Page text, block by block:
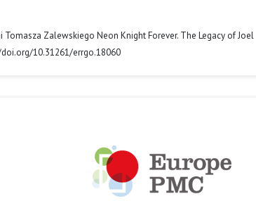
Tomasza Zalewskiego Neon Knight Forever. The Legacy of Joel
10.31261/errgo.18060